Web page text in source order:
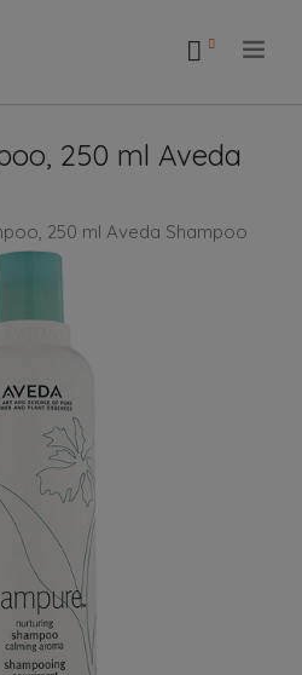
250 ml Aveda
250 ml Aveda Shampoo